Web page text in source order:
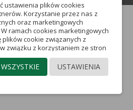
ustawienia plików cookies
Korzystanie przez nas z
oraz marketingowych
ramach cookies marketingowych
cookie związanych z
związku z korzystaniem ze stron
pliki cookie) oraz plików cookie
do Ciebie ze
w portalach
USTAWIENIA